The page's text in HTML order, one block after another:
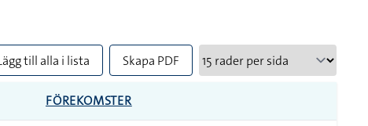
till alla i lista Skapa PDF
FÖREKOMSTER